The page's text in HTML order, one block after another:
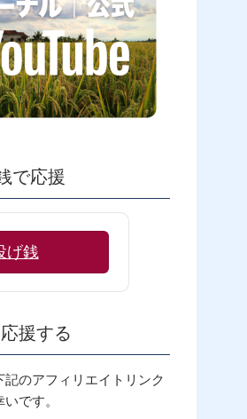
で応援
げ銭
援する
のアフィリエイトリンク
です。